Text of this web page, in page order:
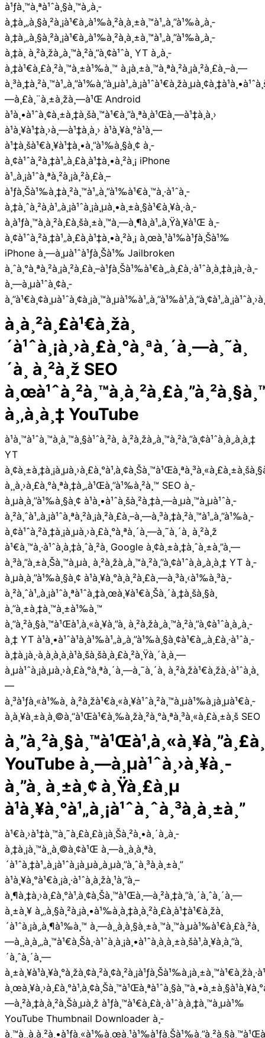
à¹ƒà¸™à¸ªà¹ˆà¸§à¸™à¸‚à¸­
à¸‡à¸„à¸§à¸²à¸¡à¹€à¸‚à¹‰à¸²à¸à¸±à¸™à¹„à¸”à¹‰à¸‚à¸­
à¸‡à¸„à¸§à¸²à¸¡à¹€à¸‚à¹‰à¸²à¸à¸±à¸™à¹„à¸”à¹‰à¸‚à¸­
à¸‡à¸ à¸²à¸žà¸‚à¸™à¸²à¸”à¸¢à¹ˆà¸­ YT à¸‚à¸­
à¸‡à¹€à¸£à¸²à¸™à¸±à¹‰à¸™ à¸¡à¸±à¸™à¸ªà¸²à¸¡à¸²à¸£à¸–à¸—
—à¸£à¸¨à¸±à¸žà¸—à¹Œ Android
à¹à¸•à¹ˆà¸¢à¸±à¸‡à¸šà¸™à¹€à¸”à¸ªà¸à¹Œà¸—à¹‡à¸­à¸›
à¹à¸¥à¹‡à¸›à¸—à¹‡à¸­à¸› à¹à¸¥à¸°à¹à¸—
à¹‡à¸šà¹€à¸¥à¹‡à¸•à¸”à¹‰à¸§à¸¢ à¸­
à¸¢à¹ˆà¸²à¸‡à¹„à¸£à¸à¹‡à¸•à¸²à¸¡ iPhone
à¹„à¸¡à¹ˆà¸ªà¸²à¸¡à¸²à¸£à¸–
à¹ƒà¸Šà¹‰à¸‡à¸²à¸™à¹„à¸”à¹‰à¹€à¸™à¸·à¹ˆà¸­
à¸‡à¸ˆà¸²à¸à¹„à¸¡à¹ˆà¸¡à¸µà¸•à¸±à¸§à¹€à¸¥à¸·à¸­
à¸à¹ƒà¸™à¸à¸²à¸£à¸šà¸±à¸™à¸—à¸¶à¸à¹„à¸Ÿà¸¥à¹Œ à¸­
à¸¢à¹ˆà¸²à¸‡à¹„à¸£à¸à¹‡à¸•à¸²à¸¡ à¸œà¸¹à¹‰à¹ƒà¸Šà¹‰
iPhone à¸—à¸µà¹ˆà¹ƒà¸Šà¹‰ Jailbroken
à¸ˆà¸°à¸ªà¸²à¸¡à¸²à¸£à¸–à¹ƒà¸Šà¹‰à¹€à¸„à¸£à¸·à¹ˆà¸­à¸‡à¸¡à¸·à¸­
à¸—à¸µà¹ˆà¸¢à¸­
à¸à¸²à¸£à¹€à¸žà¸
´à¹ˆà¸¡à¸›à¸£à¸°à¸ªà¸´à¸—à¸˜à¸
´à¸ à¸²à¸ž SEO
à¸‚à¸­à¸‡ YouTube
à¹à¸™à¹ˆà¸™à¸­à¸™à¸§à¹ˆà¸²à¸ à¸²à¸žà¸‚à¸™à¸²à¸”à¸¢à¹ˆà¸­à¸‚à¸­à¸‡
YT
à¸¸à¸›à¸£à¸°à¸ªà¸‡à¸„à¹Œà¸”à¹‰à¸²à¸™ SEO à¸­
à¸µà¸à¸”à¹‰à¸§à¸¢ à¹à¸•à¹ˆà¸šà¸²à¸‡à¸—à¸µà¸™à¸µà¹ˆà¸­
à¸²à¸ˆà¹„à¸¡à¹ˆà¸ªà¸²à¸¡à¸²à¸£à¸–à¸—à¸³à¸‡à¸²à¸™à¹„à¸”à¹‰à¸­
à¸¢à¹ˆà¸²à¸‡à¸¡à¸µà¸›à¸£à¸°à¸ªà¸´à¸—à¸˜à¸´à¸ à¸²à¸ž
à¹€à¸™à¸·à¹ˆà¸­à¸‡à¸ˆà¸²à¸ Google à¸¢à¸±à¸‡à¸ˆà¸±à¸”à¸—
à¸³à¸”à¸±à¸Šà¸™à¸µà¸ à¸²à¸žà¸‚à¸™à¸²à¸”à¸¢à¹ˆà¸­à¸‚à¸­à¸‡ YT à¸­
à¸µà¸à¸”à¹‰à¸§à¸¢ à¹à¸¥à¸°à¸à¸²à¸£à¸—à¸³à¸‹à¹‰à¸³à¸­
à¸²à¸ˆà¹„à¸¡à¹ˆà¸ªà¹ˆà¸‡à¸œà¸¥à¹€à¸Šà¸´à¸‡à¸šà¸§à¸
à¸”à¸±à¸‡à¸™à¸±à¹‰à¸™
à¸”à¸²à¸§à¸™à¹Œà¹‚à¸«à¸¥à¸”à¸ à¸²à¸žà¸‚à¸™à¸²à¸”à¸¢à¹ˆà¸­à¸‚à¸­
à¸‡ YT à¹à¸•à¹ˆà¹à¸à¹‰à¹„à¸‚à¸”à¹‰à¸§à¸¢à¹€à¸„à¸£à¸·à¹ˆà¸­
à¸‡à¸¡à¸·à¸­à¸­à¸­à¸à¹à¸šà¸šà¸à¸£à¸²à¸Ÿà¸´à¸à¸—
à¸µà¹ˆà¸¡à¸µà¸›à¸£à¸°à¸ªà¸´à¸—à¸˜à¸´à¸ à¸²à¸žà¹€à¸žà¸·à¹ˆà¸­à¸
—
à¸³à¹ƒà¸«à¹‰à¸ à¸²à¸žà¹€à¸«à¸¥à¹ˆà¸²à¸™à¸µà¹‰à¸¡à¸µà¹€à¸­
à¸à¸¥à¸±à¸à¸©à¸“à¹Œà¹€à¸‰à¸žà¸²à¸°à¸ªà¸³à¸«à¸£à¸±à¸š SEO
YouTube à¸—à¸µà¹ˆà¸›à¸¥à¸­
à¸”à¸ à¸±à¸¢ à¸Ÿà¸£à¸µ
à¹à¸¥à¸°à¹„à¸¡à¹ˆà¸ˆà¸³à¸à¸±à¸”
à¹€à¸›à¹‡à¸™à¸˜à¸£à¸£à¸¡à¸Šà¸²à¸•à¸´à¸‚à¸­
à¸‡à¸¡à¸™à¸¸à¸©à¸¢à¹Œ à¸—à¸¸à¸à¸ªà¸
´à¹ˆà¸‡à¹„à¸¡à¹ˆà¸¡à¸µà¸‚à¸µà¸”à¸ˆà¸³à¸à¸±à¸”
à¹à¸¥à¸°à¹€à¸¡à¸·à¹ˆà¸­à¸žà¸¹à¸”à¸–
à¸¶à¸‡à¸›à¸£à¸°à¹‚à¸¢à¸Šà¸™à¹Œà¸—à¸²à¸‡à¸”à¸´à¸ˆà¸´à¸—
à¸±à¸¥ à¸„à¸§à¸²à¸¡à¸•à¹‰à¸­à¸‡à¸à¸²à¸£à¸à¹‡à¹€à¸žà¸
´à¹ˆà¸¡à¸‚à¸¶à¹‰à¸™ à¸—à¸¸à¸à¸§à¸±à¸™à¸™à¸µà¹‰à¹€à¸£à¸²à¸
—à¸¸à¸à¸„à¸™à¹€à¸Šà¸·à¹ˆà¸­à¸¡à¸•à¹ˆà¸­à¸à¸±à¸šà¹‚à¸¥à¸à¸”à¸
´à¸ˆà¸´à¸—
—à¸²à¸‡à¸­à¸²à¸Šà¸µà¸ž à¹ƒà¸™à¹€à¸£à¸·à¹ˆà¸­à¸‡à¸™à¸µà¹‰
YouTube Thumbnail Downloader à¸­